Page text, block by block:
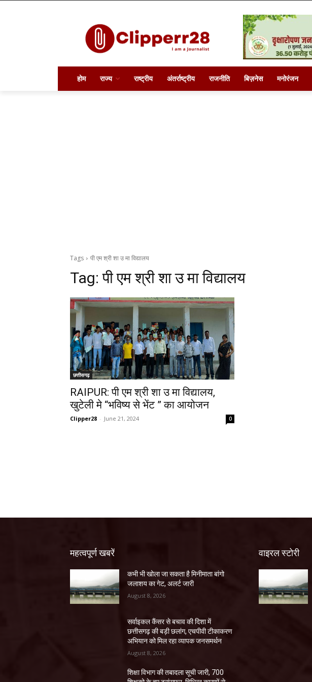
होम राज्य राष्ट्रीय अंतर्राष्ट्रीय राजनीति बिज़नेस मनोरंजन
Tags पी एम श्री शा उ मा विद्यालय
Tag:पी एम श्री शा उ मा विद्यालय
छत्तीसगढ़
RAIPUR: पी एम श्री शा उ मा विद्यालय,
खुटेली मे “भविष्य से भेंट ” का आयोजन
Clipper28 - June 21, 2024 0
महत्वपूर्ण खबरें
कभी भी खोला जा सकता है मिनीमाता बांगो
जलाशय का गेट, अलर्ट जारी
August 8, 2026
सर्वाइकल कैंसर से बचाव की दिशा में
छत्तीसगढ़ की बड़ी छलांग, एचपीवी टीकाकरण
अभियान को मिल रहा व्यापक जनसमर्थन
August 8, 2026
शिक्षा विभाग की तबादला सूची जारी, 700
वाइरल स्टोरी